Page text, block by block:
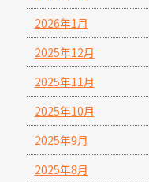
2026年1月
2025年12月
2025年11月
2025年10月
2025年9月
2025年8月